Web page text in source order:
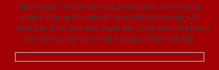
điện thoại / email/ tại văn phòng hoặc tại nhà quý
khách. Chúng tôi cam kết mọi thông tin nhập vào
dưới đây được bảo mật tuyệt đối cũng như chỉ phục vụ
yêu cầu tư vấn duy nhất của quý khách tại đây.